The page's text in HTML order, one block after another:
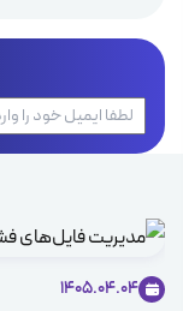
1405.04.04